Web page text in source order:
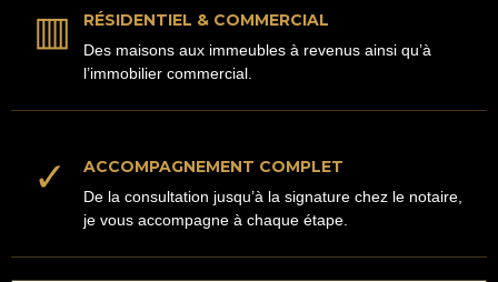
▥ RÉSIDENTIEL & COMMERCIAL
Des maisons aux immeubles à revenus ainsi qu’à
l’immobilier commercial.
✓ ACCOMPAGNEMENT COMPLET
De la consultation jusqu’à la signature chez le notaire,
je vous accompagne à chaque étape.